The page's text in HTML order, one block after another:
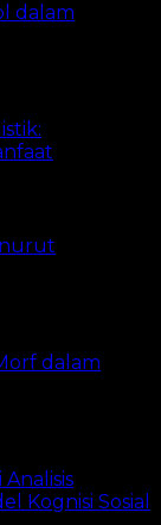
dalam
dalam
Kognisi Sosial